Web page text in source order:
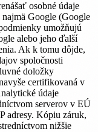
osobné údaje
Google (Google
umožňujú
alebo jeho ďalší
Ak k tomu dôjde,
spoločnosti
doložky
certifikovaná v
údaje
serverov v EÚ
adresy. Kópiu záruk,
nižšie